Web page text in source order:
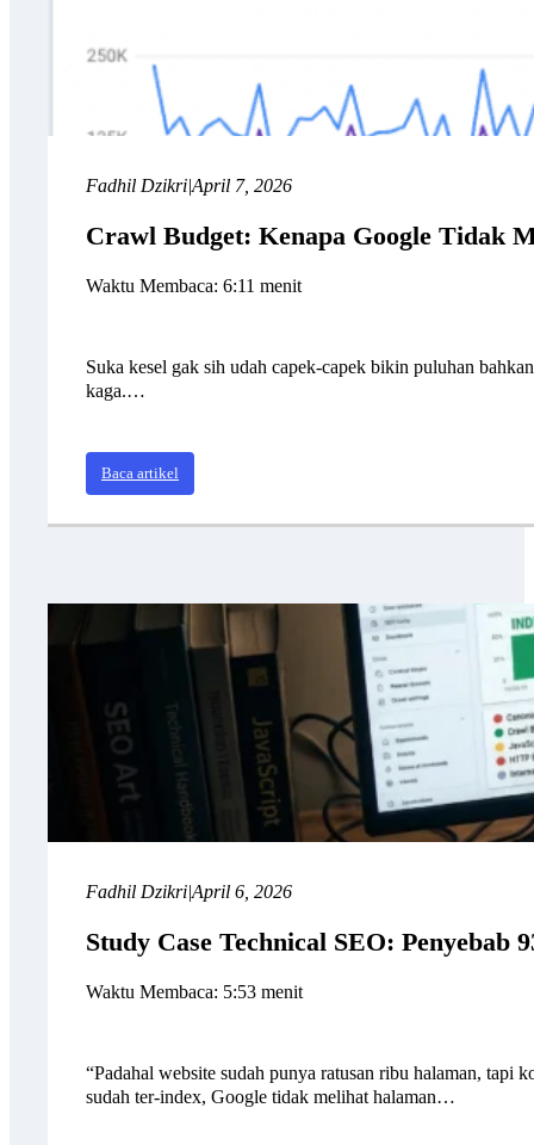
Fadhil Dzikri|April 7, 2026
Crawl Budget: Kenapa Google Tidak
Waktu Membaca: 6:11 menit
Suka kesel gak sih udah capek-capek bikin puluhan
kaga.…
Baca artikel
Fadhil Dzikri|April 6, 2026
Study Case Technical SEO:
Waktu Membaca: 5:53 menit
“Padahal website sudah punya ratusan ribu halaman,
sudah ter-index, Google tidak melihat halaman…